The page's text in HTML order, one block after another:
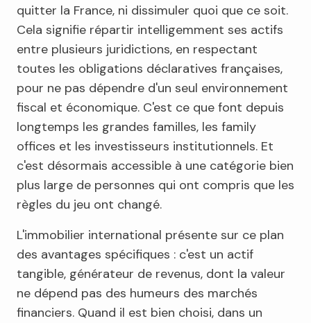
quitter la France, ni dissimuler quoi que ce soit.
Cela signifie répartir intelligemment ses actifs
entre plusieurs juridictions, en respectant
toutes les obligations déclaratives françaises,
pour ne pas dépendre d'un seul environnement
fiscal et économique. C'est ce que font depuis
longtemps les grandes familles, les family
offices et les investisseurs institutionnels. Et
c'est désormais accessible à une catégorie bien
plus large de personnes qui ont compris que les
règles du jeu ont changé.
L'immobilier international présente sur ce plan
des avantages spécifiques : c'est un actif
tangible, générateur de revenus, dont la valeur
ne dépend pas des humeurs des marchés
financiers. Quand il est bien choisi, dans un